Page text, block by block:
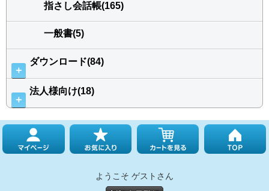
指さし会話帳(165)
一般書(5)
＋
ダウンロード(84)
＋
法人様向け(18)
ようこそ ゲストさん